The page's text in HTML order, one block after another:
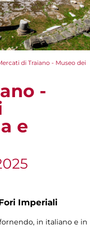
di Traiano - Museo dei
-
e
Imperiali
in italiano e in